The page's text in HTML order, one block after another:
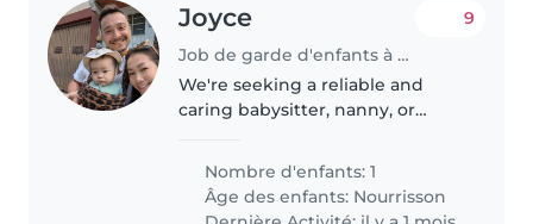
Joyce
Job de garde d'enfants à Vancouver
9
We're seeking a reliable and
caring babysitter, nanny, or
little one is full of fun and keeps
us on our toes! We need..
Nombre d'enfants: 1
Âge des enfants: Nourrisson